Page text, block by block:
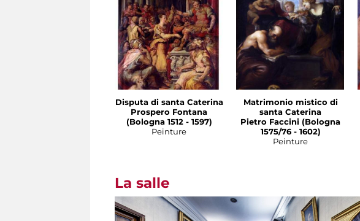
Disputa di santa Caterina
Prospero Fontana
(Bologna 1512 - 1597)
Peinture
Matrimonio mistico di
santa Caterina
Pietro Faccini (Bologna
1575/76 - 1602)
Peinture
La salle